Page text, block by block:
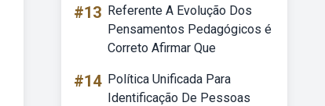
#13 Referente A Evolução Dos
Pensamentos Pedagógicos é
Correto Afirmar Que
#14 Política Unificada Para
Identificação De Pessoas